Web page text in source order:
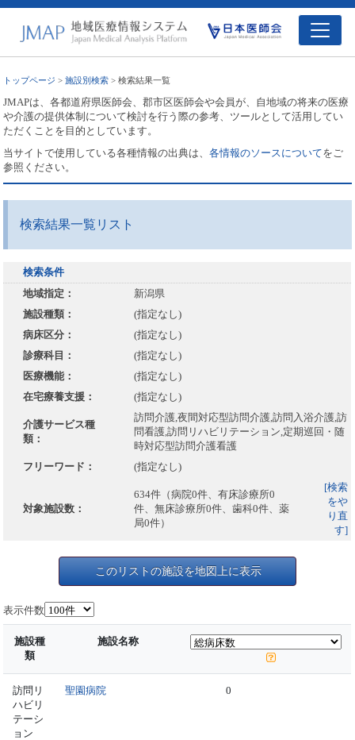
トップページ >施設別検索 > 検索結果一覧
JMAPは、各都道府県医師会、郡市区医師会や会員が、自地域の将来の医療
や介護の提供体制について検討を行う際の参考、ツールとして活用してい
ただくことを目的としています。
当サイトで使用している各種情報の出典は、各情報のソースについてをご
参照ください。
検索結果一覧リスト
検索条件
地域指定：
新潟県
施設種類：
(指定なし)
病床区分：
(指定なし)
診療科目：
(指定なし)
医療機能：
(指定なし)
在宅療養支援：
(指定なし)
介護サービス種
類：
訪問介護,夜間対応型訪問介護,訪問入浴介護,訪
問看護,訪問リハビリテーション,定期巡回・随
時対応型訪問介護看護
フリーワード：
(指定なし)
対象施設数：
634件（病院0件、有床診療所0
件、無床診療所0件、歯科0件、薬
局0件）
[検索
をや
り直
す]
このリストの施設を地図上に表示
表示件数
施設種
類
施設名称
訪問リ
ハビリ
テーシ
ョン
聖園病院 0